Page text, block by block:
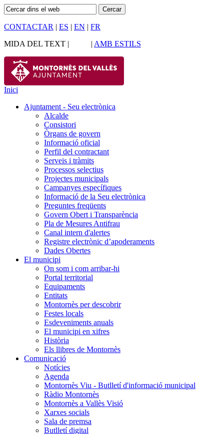
CONTACTAR | ES | EN | FR
MIDA DEL TEXT |
| AMB ESTILS
Inici
Ajuntament - Seu electrònica
Alcalde
Consistori
Òrgans de govern
Informació oficial
Perfil del contractant
Serveis i tràmits
Processos selectius
Projectes municipals
Campanyes específiques
Informació de la Seu electrònica
Preguntes freqüents
Govern Obert i Transparència
Pla de Mesures Antifrau
Canal intern d'alertes
Registre electrònic d’apoderaments
Dades Obertes
El municipi
On som i com arribar-hi
Portal territorial
Equipaments
Entitats
Montornès per descobrir
Festes locals
Esdeveniments anuals
El municipi en xifres
Història
Els llibres de Montornès
Comunicació
Notícies
Agenda
Montornès Viu - Butlletí d'informació municipal
Ràdio Montornès
Montornès a Vallès Visió
Xarxes socials
Sala de premsa
Butlletí digital